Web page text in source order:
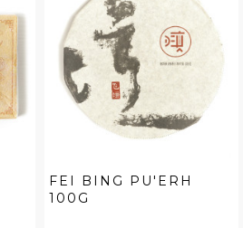
FEI BING PU'ERH
100G